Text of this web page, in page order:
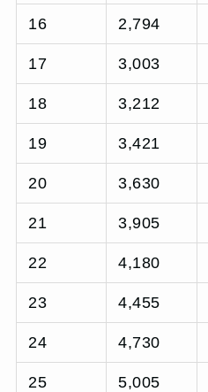
16 2,794
17 3,003
18 3,212
19 3,421
20 3,630
21 3,905
22 4,180
23 4,455
24 4,730
25 5,005